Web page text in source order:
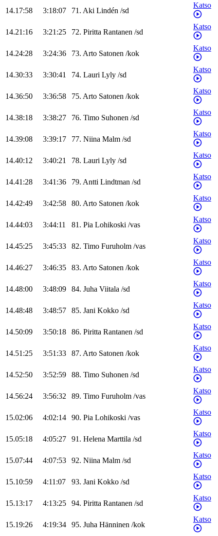
14.17:58 3:18:07 71. Aki Lindén /sd
Katso
14.21:16 3:21:25 72. Piritta Rantanen /sd
Katso
14.24:28 3:24:36 73. Arto Satonen /kok
Katso
14.30:33 3:30:41 74. Lauri Lyly /sd
Katso
14.36:50 3:36:58 75. Arto Satonen /kok
Katso
14.38:18 3:38:27 76. Timo Suhonen /sd
Katso
14.39:08 3:39:17 77. Niina Malm /sd
Katso
14.40:12 3:40:21 78. Lauri Lyly /sd
Katso
14.41:28 3:41:36 79. Antti Lindtman /sd
Katso
14.42:49 3:42:58 80. Arto Satonen /kok
Katso
14.44:03 3:44:11 81. Pia Lohikoski /vas
Katso
14.45:25 3:45:33 82. Timo Furuholm /vas
Katso
14.46:27 3:46:35 83. Arto Satonen /kok
Katso
14.48:00 3:48:09 84. Juha Viitala /sd
Katso
14.48:48 3:48:57 85. Jani Kokko /sd
Katso
14.50:09 3:50:18 86. Piritta Rantanen /sd
Katso
14.51:25 3:51:33 87. Arto Satonen /kok
Katso
14.52:50 3:52:59 88. Timo Suhonen /sd
Katso
14.56:24 3:56:32 89. Timo Furuholm /vas
Katso
15.02:06 4:02:14 90. Pia Lohikoski /vas
Katso
15.05:18 4:05:27 91. Helena Marttila /sd
Katso
15.07:44 4:07:53 92. Niina Malm /sd
Katso
15.10:59 4:11:07 93. Jani Kokko /sd
Katso
15.13:17 4:13:25 94. Piritta Rantanen /sd
Katso
15.19:26 4:19:34 95. Juha Hänninen /kok
Katso